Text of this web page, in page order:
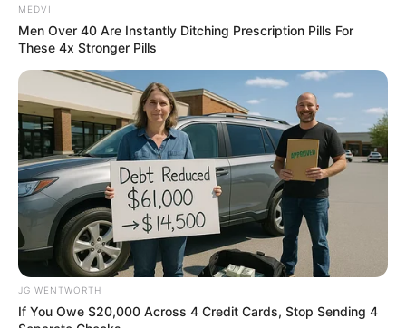
Japan's Oldest Doctors Say Memory Loss Isn't Age:
Just Stop Eating These 3 Foods
NEUROMIND PRO
MEDVI
Men Over 40 Are Instantly Ditching Prescription Pills For
These 4x Stronger Pills
JG WENTWORTH
If You Owe $20,000 Across 4 Credit Cards, Stop Sending 4